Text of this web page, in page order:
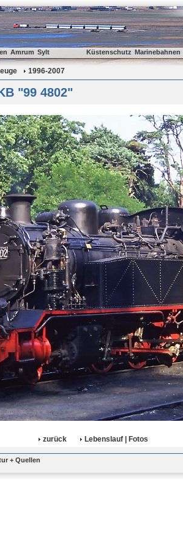
Amrum Sylt Küstenschutz Marinebahnen
1996-2007
"99 4802"
zurück
Lebenslauf | Fotos
+ Quellen